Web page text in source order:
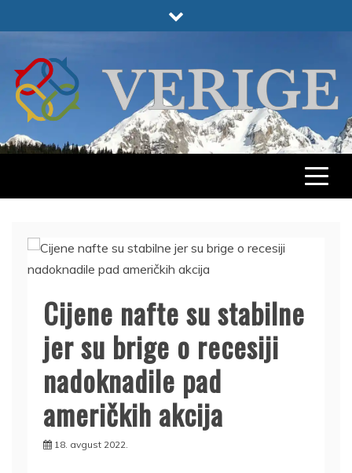
to
VERIGE
ODABRANO
Cijene nafte su stabilne
jer su brige o recesiji
nadoknadile pad
američkih akcija
18. avgust 2022.